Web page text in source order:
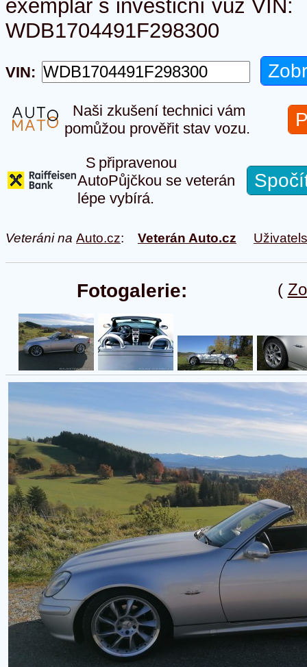
exemplář s investiční vůz VIN:
WDB1704491F298300
VIN:
Naši zkušení technici vám
pomůžou prověřit stav vozu.
S připravenou
AutoPůjčkou se veterán
lépe vybírá.
Veteráni na Auto.cz: Veterán Auto.cz
(
Fotogalerie: